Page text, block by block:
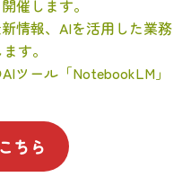
催します。
情報、AIを活用した業務
す。
ツール「NotebookLM」
ちら